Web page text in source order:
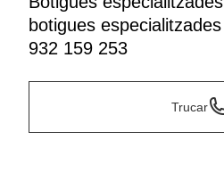
botigues especialitzades
932 159 253
Trucar